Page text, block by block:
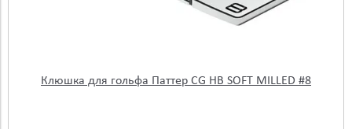
Клюшка для гольфа Паттер CG HB SOFT MILLED #8